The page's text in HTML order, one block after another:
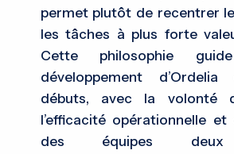
permet plutôt de recentrer
les tâches à plus forte
Cette philosophie
développement
débuts, avec la volonté
l’efficacité opérationnelle
des équipes deux